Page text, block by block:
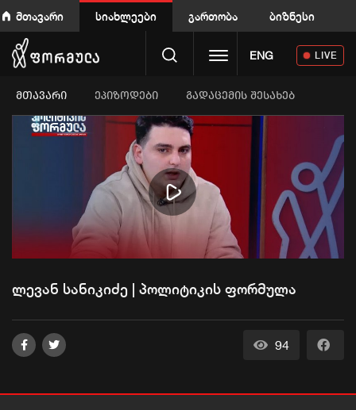
მთავარი სიახლეები გართობა ბიზნესი
Toggle navigation
ENG LIVE
ᲛᲗᲐᲕᲐᲠᲘ ეპიზოდები გადაცემის შესახებ
Play
Video
ლევან სანიკიძე | პოლიტიკის ფორმულა
94